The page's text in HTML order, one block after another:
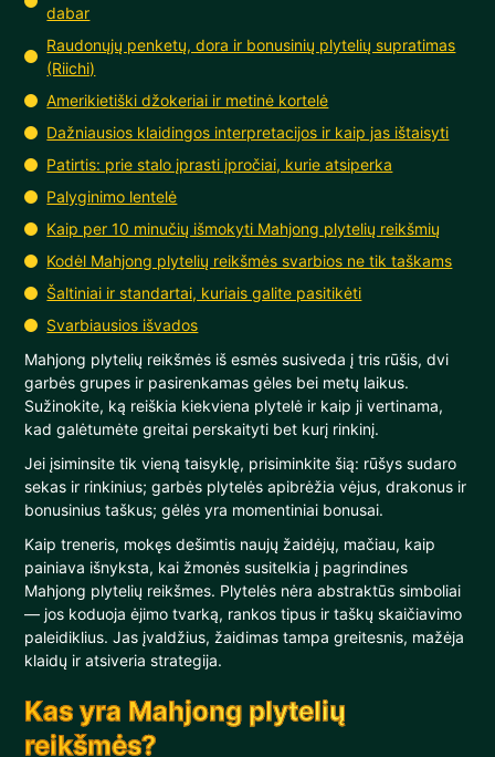
dabar
Raudonųjų penketų, dora ir bonusinių plytelių supratimas
(Riichi)
Amerikietiški džokeriai ir metinė kortelė
Dažniausios klaidingos interpretacijos ir kaip jas ištaisyti
Patirtis: prie stalo įprasti įpročiai, kurie atsiperka
Palyginimo lentelė
Kaip per 10 minučių išmokyti Mahjong plytelių reikšmių
Kodėl Mahjong plytelių reikšmės svarbios ne tik taškams
Šaltiniai ir standartai, kuriais galite pasitikėti
Svarbiausios išvados
Mahjong plytelių reikšmės iš esmės susiveda į tris rūšis, dvi
garbės grupes ir pasirenkamas gėles bei metų laikus.
Sužinokite, ką reiškia kiekviena plytelė ir kaip ji vertinama,
kad galėtumėte greitai perskaityti bet kurį rinkinį.
Jei įsiminsite tik vieną taisyklę, prisiminkite šią: rūšys sudaro
sekas ir rinkinius; garbės plytelės apibrėžia vėjus, drakonus ir
bonusinius taškus; gėlės yra momentiniai bonusai.
Kaip treneris, mokęs dešimtis naujų žaidėjų, mačiau, kaip
painiava išnyksta, kai žmonės susitelkia į pagrindines
Mahjong plytelių reikšmes. Plytelės nėra abstraktūs simboliai
— jos koduoja ėjimo tvarką, rankos tipus ir taškų skaičiavimo
paleidiklius. Jas įvaldžius, žaidimas tampa greitesnis, mažėja
klaidų ir atsiveria strategija.
Kas yra Mahjong plytelių
reikšmės?